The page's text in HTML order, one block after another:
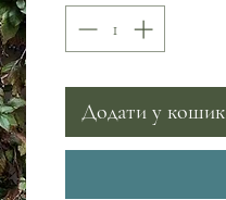
Додати у кошик